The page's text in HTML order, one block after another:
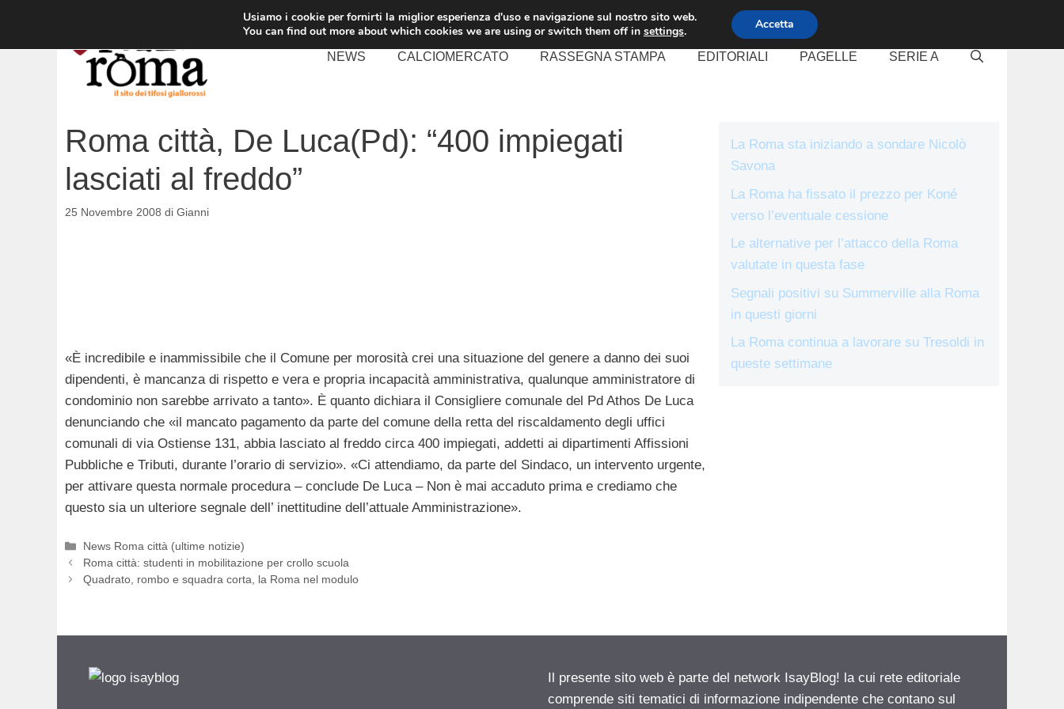
contenuto
NEWS CALCIOMERCATO RASSEGNA STAMPA EDITORIALI PAGELLE SERIE A
Roma città, De Luca(Pd): “400 impiegati
lasciati al freddo”
25 Novembre 2008 di Gianni
«È incredibile e inammissibile che il Comune per morosità crei una situazione del genere a danno dei suoi
dipendenti, è mancanza di rispetto e vera e propria incapacità amministrativa, qualunque amministratore di
condominio non sarebbe arrivato a tanto». È quanto dichiara il Consigliere comunale del Pd Athos De Luca
denunciando che «il mancato pagamento da parte del comune della retta del riscaldamento degli uffici
comunali di via Ostiense 131, abbia lasciato al freddo circa 400 impiegati, addetti ai dipartimenti Affissioni
Pubbliche e Tributi, durante l’orario di servizio». «Ci attendiamo, da parte del Sindaco, un intervento urgente,
per attivare questa normale procedura – conclude De Luca – Non è mai accaduto prima e crediamo che
questo sia un ulteriore segnale dell’ inettitudine dell’attuale Amministrazione».
Categorie
News Roma città (ultime notizie)
Roma città: studenti in mobilitazione per crollo scuola
Quadrato, rombo e squadra corta, la Roma nel modulo
La Roma sta iniziando a sondare Nicolò
Savona
La Roma ha fissato il prezzo per Koné
verso l’eventuale cessione
Le alternative per l’attacco della Roma
valutate in questa fase
Segnali positivi su Summerville alla Roma
in questi giorni
La Roma continua a lavorare su Tresoldi in
queste settimane
Il presente sito web è parte del network IsayBlog! la cui rete editoriale
comprende siti tematici di informazione indipendente che contano sul
Usiamo i cookie per fornirti la miglior esperienza d'uso e navigazione sul nostro sito web.
You can find out more about which cookies we are using or switch them off in settings. Accetta